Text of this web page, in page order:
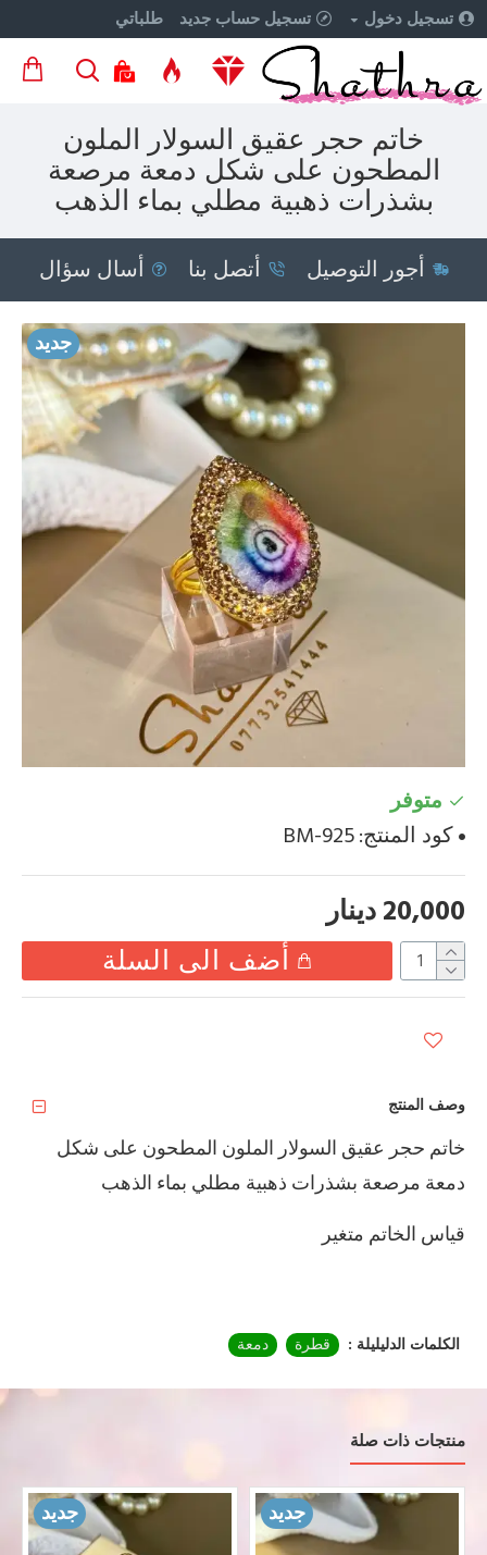
تسجيل دخول تسجيل حساب جديد طلباتي
خاتم حجر عقيق السولار الملون
المطحون على شكل دمعة مرصعة
بشذرات ذهبية مطلي بماء الذهب
أجور التوصيل أتصل بنا أسال سؤال
جديد
20,000 دينار
متوفر
كود المنتج:BM-925
أضف الى السلة
وصف المنتج
خاتم حجر عقيق السولار الملون المطحون على شكل
دمعة مرصعة بشذرات ذهبية مطلي بماء الذهب
قياس الخاتم متغير
الكلمات الدليليلة : قطرة دمعة
منتجات ذات صلة
جديد جديد